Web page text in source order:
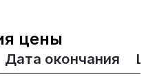
цены
Дата окончания